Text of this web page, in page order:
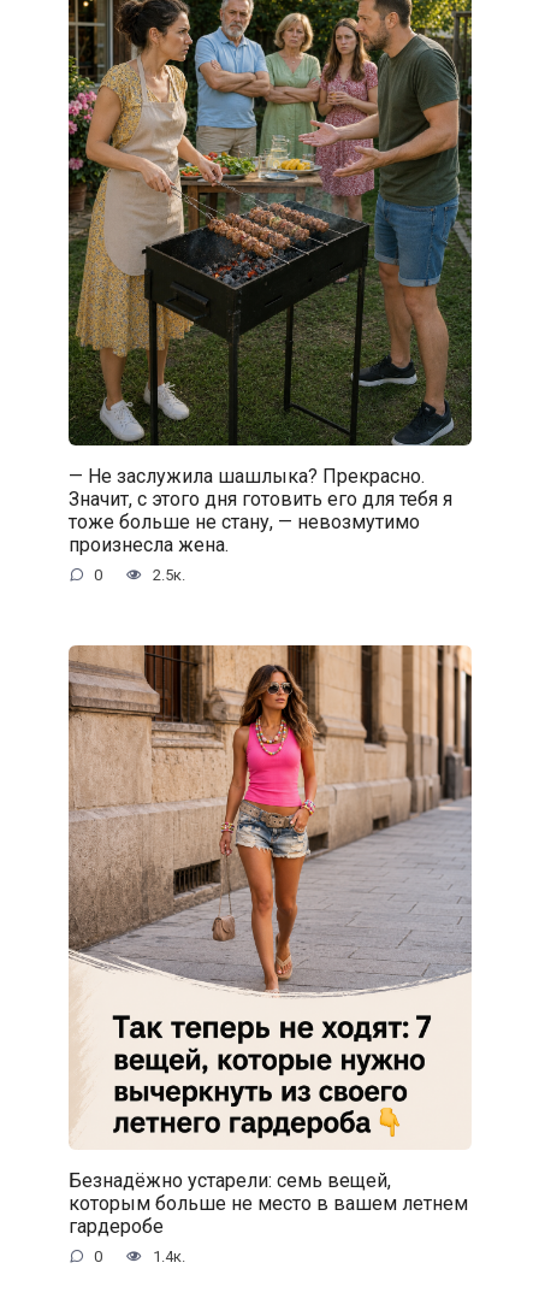
— Не заслужила шашлыка? Прекрасно.
Значит, с этого дня готовить его для тебя я
тоже больше не стану, — невозмутимо
произнесла жена.
0 2.5к.
Безнадёжно устарели: семь вещей,
которым больше не место в вашем летнем
гардеробе
0 1.4к.